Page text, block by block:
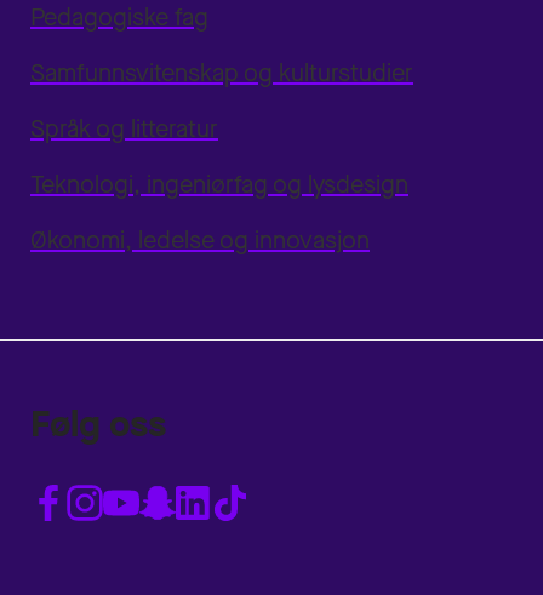
Pedagogiske fag
Samfunnsvitenskap og kulturstudier
Språk og litteratur
Teknologi, ingeniørfag og lysdesign
Økonomi, ledelse og innovasjon
Følg oss